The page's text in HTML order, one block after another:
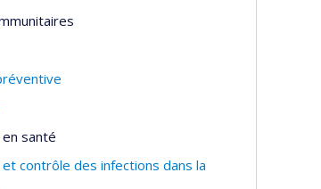
santé
contrôle des infections dans la